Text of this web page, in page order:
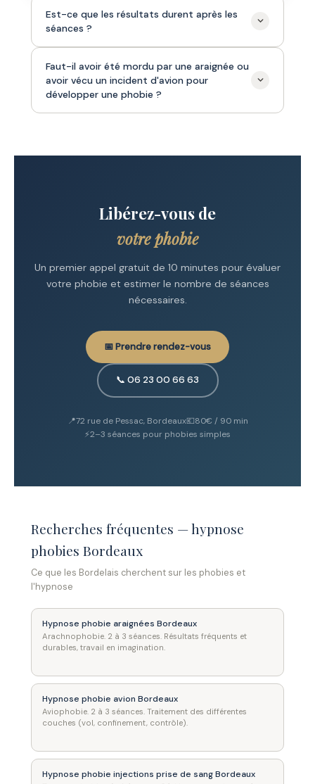
Est-ce que les résultats durent après les
séances ?
Oui. Contrairement à des techniques de
relaxation qui gèrent les symptômes à court
terme, l'hypnose et l'EMDR modifient
l'enregistrement cérébral à l'origine de la phobie.
Faut-il avoir été mordu par une araignée ou
avoir vécu un incident d'avion pour
développer une phobie ?
nulle part » à l'âge adulte. L'absence de souvenir
d'origine n'empêche pas le traitement.
Libérez-vous de
votre phobie
Un premier appel gratuit de 10 minutes pour évaluer
votre phobie et estimer le nombre de séances
nécessaires.
📅 Prendre rendez-vous
📞 06 23 00 66 63
📍72 rue de Pessac, Bordeaux💶80€ / 90 min
⚡2–3 séances pour phobies simples
Recherches fréquentes — hypnose
phobies Bordeaux
Ce que les Bordelais cherchent sur les phobies et
l'hypnose
Hypnose phobie araignées Bordeaux
Arachnophobie. 2 à 3 séances. Résultats fréquents et
durables, travail en imagination.
Hypnose phobie avion Bordeaux
Aviophobie. 2 à 3 séances. Traitement des différentes
couches (vol, confinement, contrôle).
Hypnose phobie injections prise de sang Bordeaux